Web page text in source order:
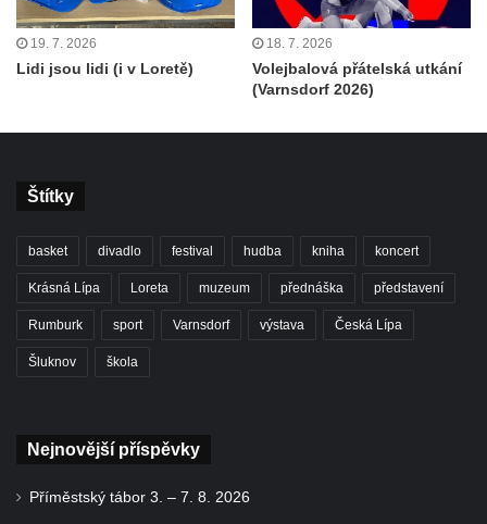
19. 7. 2026
Lidi jsou lidi (i v Loretě)
18. 7. 2026
Volejbalová přátelská utkání
(Varnsdorf 2026)
Štítky
basket divadlo festival hudba kniha koncert
Krásná Lípa Loreta muzeum přednáška představení
Rumburk sport Varnsdorf výstava Česká Lípa
Šluknov škola
Nejnovější příspěvky
Příměstský tábor 3. – 7. 8. 2026